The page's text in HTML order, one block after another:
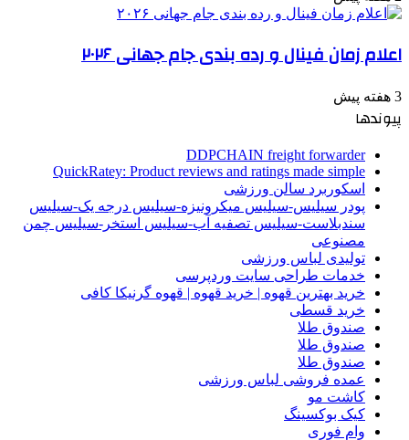
اعلام زمان فینال و رده بندی جام جهانی ۲۰۲۶
3 هفته پیش
پیوندها
DDPCHAIN freight forwarder
QuickRatey: Product reviews and ratings made simple
اسکوربرد سالن ورزشی
پودر سیلیس-سیلیس میکرونیزه-سیلیس درجه یک-سیلیس
سندبلاست-سیلیس تصفیه آب-سیلیس استخر-سیلیس چمن
مصنوعی
تولیدی لباس ورزشی
خدمات طراحی سایت وردپرسی
خرید بهترین قهوه | خرید قهوه | قهوه گرنیکا کافی
خرید قسطی
صندوق طلا
صندوق طلا
صندوق طلا
عمده فروشی لباس ورزشی
کاشت مو
کیک بوکسینگ
وام فوری